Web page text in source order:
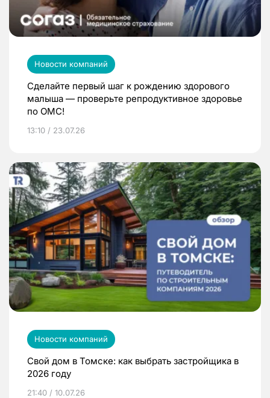
Новости компаний
Сделайте первый шаг к рождению здорового
малыша — проверьте репродуктивное здоровье
по ОМС!
13:10 / 23.07.26
Новости компаний
Свой дом в Томске: как выбрать застройщика в
2026 году
21:40 / 10.07.26